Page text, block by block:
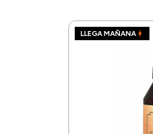
LLEGA MAÑANA